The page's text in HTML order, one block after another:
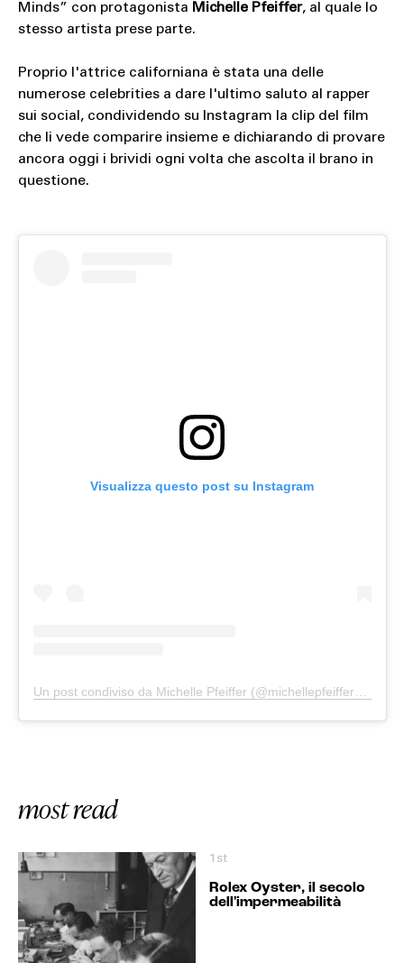
Minds” con protagonista Michelle Pfeiffer, al quale lo
stesso artista prese parte.
Proprio l'attrice californiana è stata una delle
numerose celebrities a dare l'ultimo saluto al rapper
sui social, condividendo su Instagram la clip del film
che li vede comparire insieme e dichiarando di provare
ancora oggi i brividi ogni volta che ascolta il brano in
questione.
Visualizza questo post su Instagram
most read
1st
Rolex Oyster, il secolo
dell'impermeabilità